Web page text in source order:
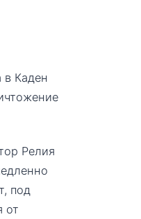
в Каден
Релия
под
от